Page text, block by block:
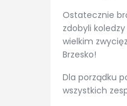
Ostatecznie
zdobyli
wielkim
Brzesko!
Dla porządku
wszystkich